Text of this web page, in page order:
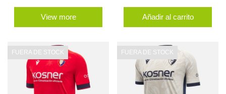
View more Añadir al carrito
FUERA DE STOCK FUERA DE STOCK